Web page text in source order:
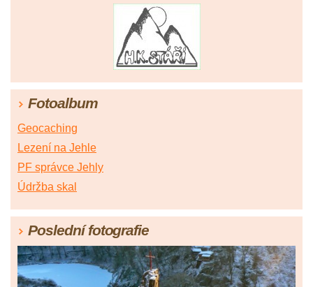
Fotoalbum
Geocaching
Lezení na Jehle
PF správce Jehly
Údržba skal
Poslední fotografie